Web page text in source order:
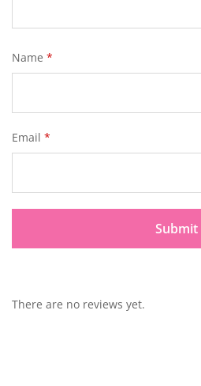
Name *
Email *
There are no reviews yet.